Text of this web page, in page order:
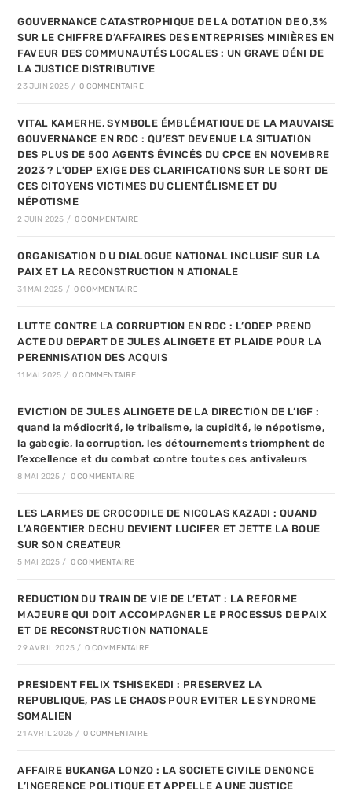
GOUVERNANCE CATASTROPHIQUE DE LA DOTATION DE 0,3%
SUR LE CHIFFRE D’AFFAIRES DES ENTREPRISES MINIÈRES EN
FAVEUR DES COMMUNAUTÉS LOCALES : UN GRAVE DÉNI DE
LA JUSTICE DISTRIBUTIVE
23 JUIN 2025 / 0 COMMENTAIRE
VITAL KAMERHE, SYMBOLE ÉMBLÉMATIQUE DE LA MAUVAISE
GOUVERNANCE EN RDC : QU’EST DEVENUE LA SITUATION
DES PLUS DE 500 AGENTS ÉVINCÉS DU CPCE EN NOVEMBRE
2023 ? L’ODEP EXIGE DES CLARIFICATIONS SUR LE SORT DE
CES CITOYENS VICTIMES DU CLIENTÉLISME ET DU
NÉPOTISME
2 JUIN 2025 / 0 COMMENTAIRE
ORGANISATION D U DIALOGUE NATIONAL INCLUSIF SUR LA
PAIX ET LA RECONSTRUCTION N ATIONALE
31 MAI 2025 / 0 COMMENTAIRE
LUTTE CONTRE LA CORRUPTION EN RDC : L’ODEP PREND
ACTE DU DEPART DE JULES ALINGETE ET PLAIDE POUR LA
PERENNISATION DES ACQUIS
11 MAI 2025 / 0 COMMENTAIRE
EVICTION DE JULES ALINGETE DE LA DIRECTION DE L’IGF :
quand la médiocrité, le tribalisme, la cupidité, le népotisme,
la gabegie, la corruption, les détournements triomphent de
l’excellence et du combat contre toutes ces antivaleurs
8 MAI 2025 / 0 COMMENTAIRE
LES LARMES DE CROCODILE DE NICOLAS KAZADI : QUAND
L’ARGENTIER DECHU DEVIENT LUCIFER ET JETTE LA BOUE
SUR SON CREATEUR
5 MAI 2025 / 0 COMMENTAIRE
REDUCTION DU TRAIN DE VIE DE L’ETAT : LA REFORME
MAJEURE QUI DOIT ACCOMPAGNER LE PROCESSUS DE PAIX
ET DE RECONSTRUCTION NATIONALE
29 AVRIL 2025 / 0 COMMENTAIRE
PRESIDENT FELIX TSHISEKEDI : PRESERVEZ LA
REPUBLIQUE, PAS LE CHAOS POUR EVITER LE SYNDROME
SOMALIEN
21 AVRIL 2025 / 0 COMMENTAIRE
AFFAIRE BUKANGA LONZO : LA SOCIETE CIVILE DENONCE
L’INGERENCE POLITIQUE ET APPELLE A UNE JUSTICE